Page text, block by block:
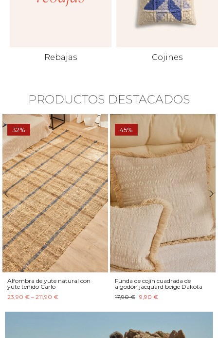
Rebajas Cojines
PRODUCTOS DESTACADOS
32%
Alfombra de yute natural con
yute teñido Carlo
23,90 € – 211,90 €
45%
Funda de cojín cuadrada de
algodón jacquard beige Dakota
17,90 € 9,90 €